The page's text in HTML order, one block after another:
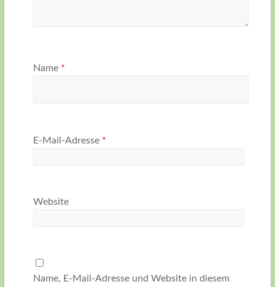
Name *
E-Mail-Adresse *
Website
Name, E-Mail-Adresse und Website in diesem